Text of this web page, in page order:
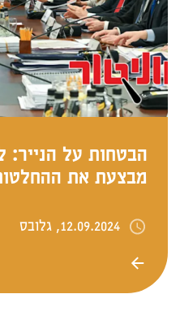
הבטחות על
מבצעת את
12.09.2024, גלובס